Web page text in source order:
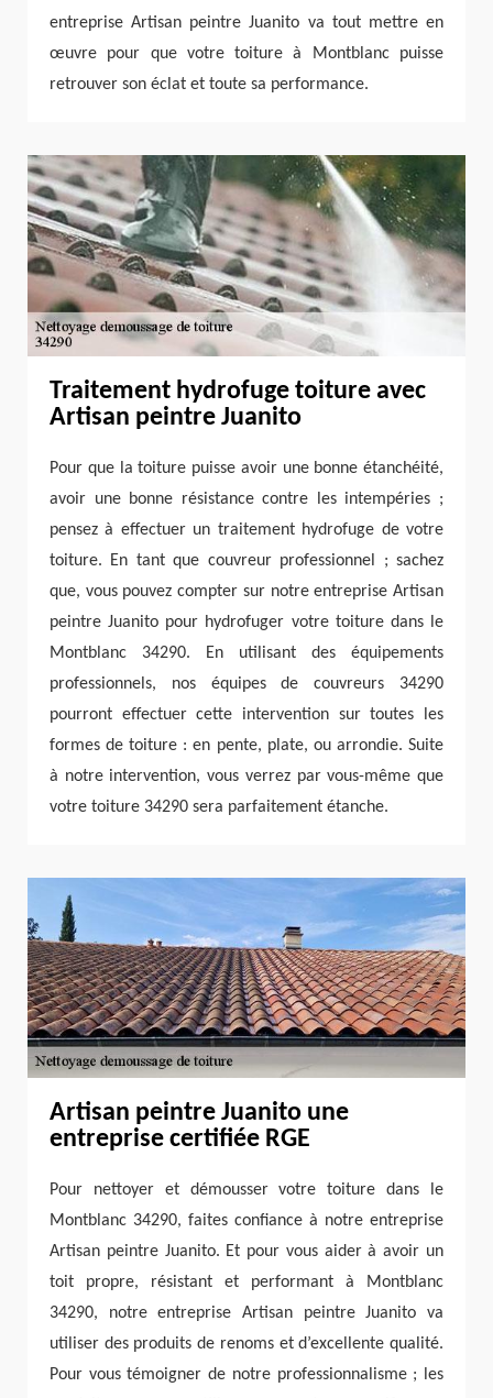
entreprise Artisan peintre Juanito va tout mettre en
œuvre pour que votre toiture à Montblanc puisse
retrouver son éclat et toute sa performance.
Traitement hydrofuge toiture avec
Artisan peintre Juanito
Pour que la toiture puisse avoir une bonne étanchéité,
avoir une bonne résistance contre les intempéries ;
pensez à effectuer un traitement hydrofuge de votre
toiture. En tant que couvreur professionnel ; sachez
que, vous pouvez compter sur notre entreprise Artisan
peintre Juanito pour hydrofuger votre toiture dans le
Montblanc 34290. En utilisant des équipements
professionnels, nos équipes de couvreurs 34290
pourront effectuer cette intervention sur toutes les
formes de toiture : en pente, plate, ou arrondie. Suite
à notre intervention, vous verrez par vous-même que
votre toiture 34290 sera parfaitement étanche.
Artisan peintre Juanito une
entreprise certifiée RGE
Pour nettoyer et démousser votre toiture dans le
Montblanc 34290, faites confiance à notre entreprise
Artisan peintre Juanito. Et pour vous aider à avoir un
toit propre, résistant et performant à Montblanc
34290, notre entreprise Artisan peintre Juanito va
utiliser des produits de renoms et d’excellente qualité.
Pour vous témoigner de notre professionnalisme ; les